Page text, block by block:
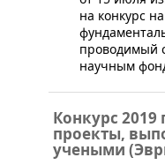
на конкурс
проводимый
научным
Конкурс
проекты,
учеными